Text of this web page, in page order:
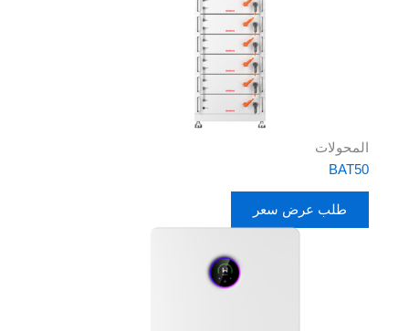
المحولات
BAT50
طلب عرض سعر